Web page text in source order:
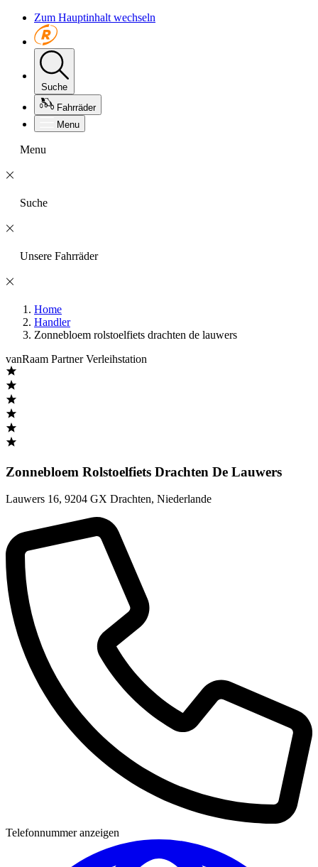
Zum Hauptinhalt wechseln
Suche
Fahrräder
Menu
Menu
Suche
Unsere Fahrräder
Home
Handler
Zonnebloem rolstoelfiets drachten de lauwers
vanRaam Partner Verleihstation
Zonnebloem Rolstoelfiets Drachten De Lauwers
Lauwers 16, 9204 GX Drachten, Niederlande
Telefonnummer anzeigen